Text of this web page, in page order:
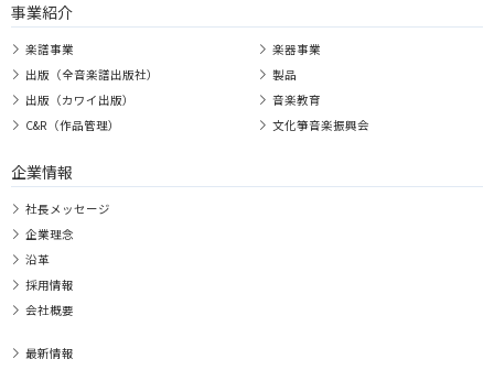
事業紹介
楽譜事業
出版（全音楽譜出版社）
出版（カワイ出版）
C&R（作品管理）
楽器事業
製品
音楽教育
文化箏音楽振興会
企業情報
社長メッセージ
企業理念
沿革
採用情報
会社概要
最新情報